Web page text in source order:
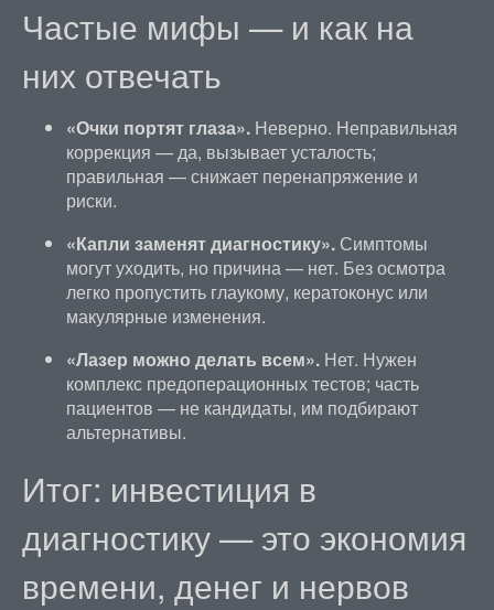
Частые мифы — и как на
них отвечать
«Очки портят глаза».Неверно. Неправильная
коррекция — да, вызывает усталость;
правильная — снижает перенапряжение и
риски.
«Капли заменят диагностику».Симптомы
могут уходить, но причина — нет. Без осмотра
легко пропустить глаукому, кератоконус или
макулярные изменения.
«Лазер можно делать всем».Нет. Нужен
комплекс предоперационных тестов; часть
пациентов — не кандидаты, им подбирают
альтернативы.
Итог: инвестиция в
диагностику — это экономия
времени, денег и нервов